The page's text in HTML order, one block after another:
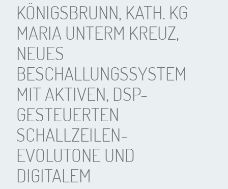
KÖNIGSBRUNN, KATH. KG
MARIA UNTERM KREUZ,
NEUES
BESCHALLUNGSSYSTEM
MIT AKTIVEN, DSP-
GESTEUERTEN
SCHALLZEILEN-
EVOLUTONE UND
DIGITALEM